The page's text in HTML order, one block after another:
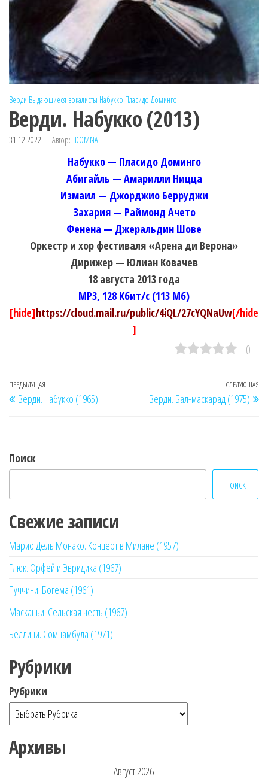
Верди Выдающиеся вокалисты Набукко Пласидо Доминго
Верди. Набукко (2013)
31.12.2022 Автор: DOMNA
Набукко — Пласидо Доминго
Абигайль — Амарилли Ницца
Измаил — Джорджио Берруджи
Захария — Раймонд Ачето
Фенена — Джеральдин Шове
Оркестр и хор фестиваля «Арена ди Верона»
Дирижер — Юлиан Ковачев
18 августа 2013 года
MP3, 128 Кбит/с (113 Мб)
[hide]https://cloud.mail.ru/public/4iQL/27cYQNaUw[/hide
]
0
Навигация
по
Предыдущая
запись
ПРЕДЫДУЩАЯ
Верди. Набукко (1965)
СЛЕДУЮЩАЯ
Верди. Бал-маскарад (1975)
Поиск
Поиск
Свежие записи
Марио Дель Монако. Концерт в Милане (1957)
Глюк. Орфей и Эвридика (1967)
Пуччини. Богема (1961)
Масканьи. Сельская честь (1967)
Беллини. Сомнамбула (1971)
Рубрики
Рубрики
Архивы
Август 2026